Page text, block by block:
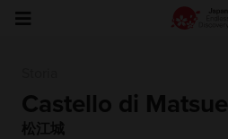
Castello di Matsue
松江城